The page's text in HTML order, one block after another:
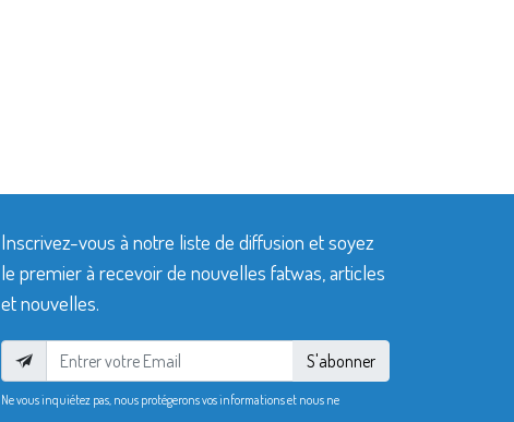
Inscrivez-vous à notre liste de diffusion et soyez
le premier à recevoir de nouvelles fatwas, articles
et nouvelles.
S'abonner
Ne vous inquiétez pas, nous protégerons vos informations et nous ne